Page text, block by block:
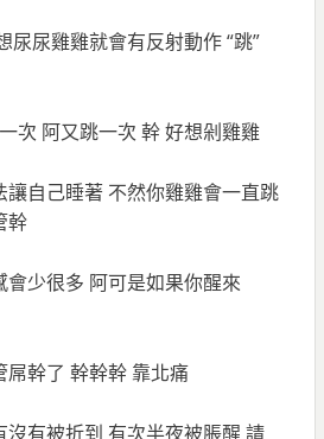
尿尿雞雞就會有反射動作 “跳”
次 阿又跳一次 幹 好想剁雞雞
自己睡著 不然你雞雞會一直跳
幹
少很多 阿可是如果你醒來
幹了 幹幹幹 靠北痛
沒有被折到 有次半夜被脹醒 請